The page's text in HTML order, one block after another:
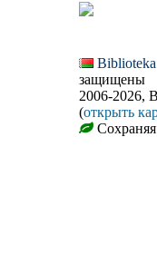
защищены
2006-2026,
(открыть